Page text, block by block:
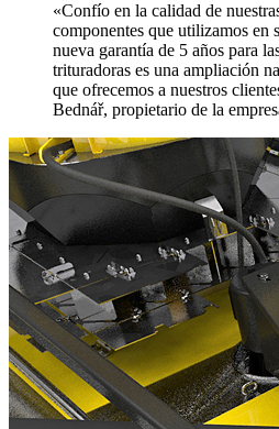
«Confío en la calidad de
componentes que utilizamos en
nueva garantía de 5 años para
trituradoras es una ampliación
que ofrecemos a nuestros
Bednář, propietario de la